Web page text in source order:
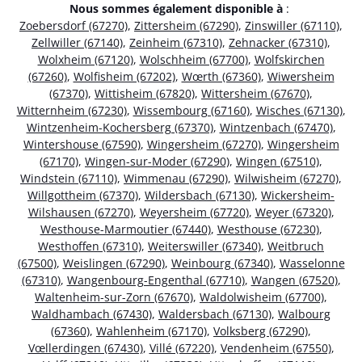
Nous sommes également disponible à :
Zoebersdorf (67270), Zittersheim (67290), Zinswiller (67110),
Zellwiller (67140), Zeinheim (67310), Zehnacker (67310),
Wolxheim (67120), Wolschheim (67700), Wolfskirchen
(67260), Wolfisheim (67202), Wœrth (67360), Wiwersheim
(67370), Wittisheim (67820), Wittersheim (67670),
Witternheim (67230), Wissembourg (67160), Wisches (67130),
Wintzenheim-Kochersberg (67370), Wintzenbach (67470),
Wintershouse (67590), Wingersheim (67270), Wingersheim
(67170), Wingen-sur-Moder (67290), Wingen (67510),
Windstein (67110), Wimmenau (67290), Wilwisheim (67270),
Willgottheim (67370), Wildersbach (67130), Wickersheim-
Wilshausen (67270), Weyersheim (67720), Weyer (67320),
Westhouse-Marmoutier (67440), Westhouse (67230),
Westhoffen (67310), Weiterswiller (67340), Weitbruch
(67500), Weislingen (67290), Weinbourg (67340), Wasselonne
(67310), Wangenbourg-Engenthal (67710), Wangen (67520),
Waltenheim-sur-Zorn (67670), Waldolwisheim (67700),
Waldhambach (67430), Waldersbach (67130), Walbourg
(67360), Wahlenheim (67170), Volksberg (67290),
Vœllerdingen (67430), Villé (67220), Vendenheim (67550),